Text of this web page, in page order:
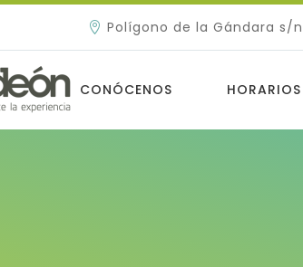
Polígono de la Gándara s/n
CONÓCENOS HORARIOS